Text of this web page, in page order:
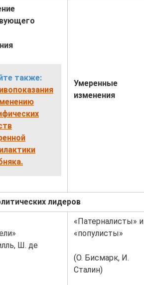
также:
Умеренные
изменения
лидеров
Ш. де
«Патерналисты» и
«популисты»
(О. Бисмарк, И.
Сталин)